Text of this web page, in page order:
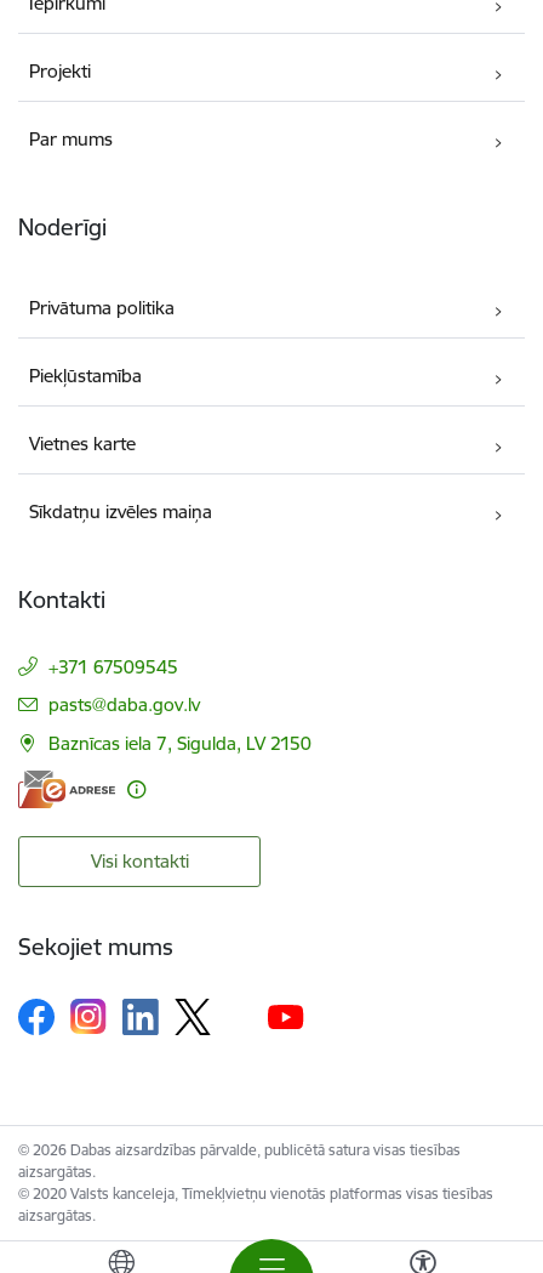
Projekti
Par mums
Noderīgi
Privātuma politika
Piekļūstamība
Vietnes karte
Sīkdatņu izvēles maiņa
Kontakti
+371 67509545
E-pasts:
pasts@daba.gov.lv
Baznīcas iela 7, Sigulda, LV 2150
Visi kontakti
Sekojiet mums
© 2026 Dabas aizsardzības pārvalde, publicētā satura visas tiesības
aizsargātas.
© 2020 Valsts kanceleja, Tīmekļvietņu vienotās platformas visas tiesības
aizsargātas.